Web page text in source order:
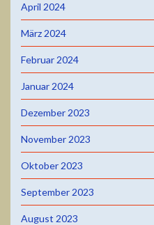
April 2024
März 2024
Februar 2024
Januar 2024
Dezember 2023
November 2023
Oktober 2023
September 2023
August 2023